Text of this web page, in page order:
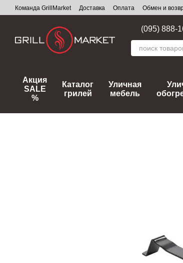
Перейти к основному контенту
Команда GrillMarket Доставка Оплата Обмен и
(095) 888-
Акция
SALE
%
Каталог
грилей
Уличная
мебель